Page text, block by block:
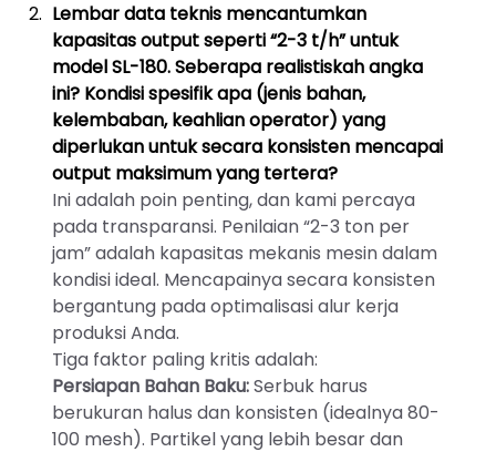
Lembar data teknis mencantumkan
kapasitas output seperti “2-3 t/h” untuk
model SL-180. Seberapa realistiskah angka
ini? Kondisi spesifik apa (jenis bahan,
kelembaban, keahlian operator) yang
diperlukan untuk secara konsisten mencapai
output maksimum yang tertera?
Ini adalah poin penting, dan kami percaya
pada transparansi. Penilaian “2-3 ton per
jam” adalah kapasitas mekanis mesin dalam
kondisi ideal. Mencapainya secara konsisten
bergantung pada optimalisasi alur kerja
produksi Anda.
Tiga faktor paling kritis adalah:
Persiapan Bahan Baku:Serbuk harus
berukuran halus dan konsisten (idealnya 80-
100 mesh). Partikel yang lebih besar dan